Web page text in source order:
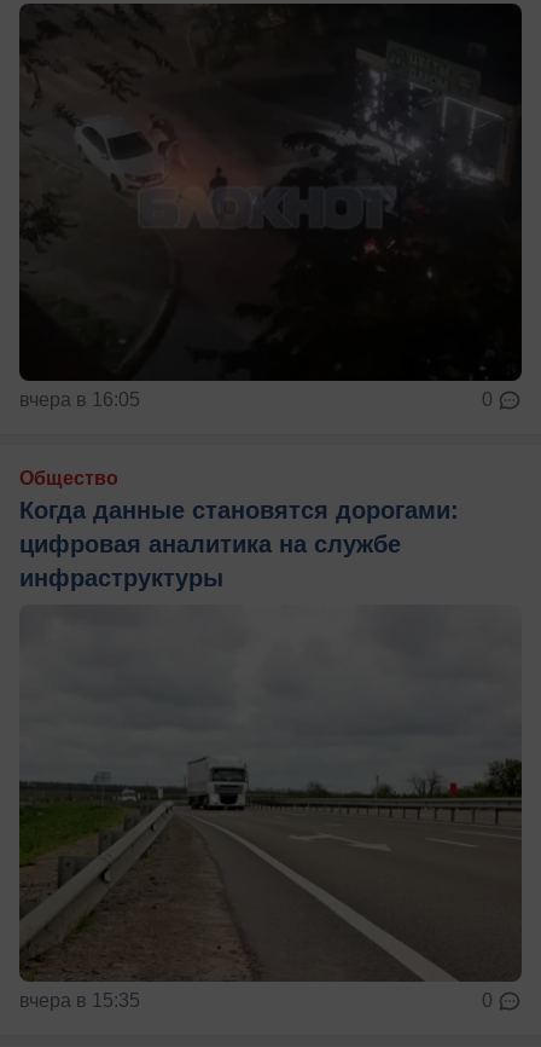
вчера в 16:05 0
Общество
Когда данные становятся дорогами:
цифровая аналитика на службе
инфраструктуры
вчера в 15:35 0